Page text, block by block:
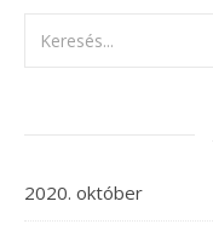
2020. október